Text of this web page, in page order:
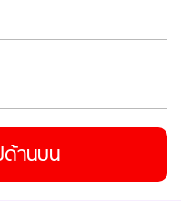
ด้านบน